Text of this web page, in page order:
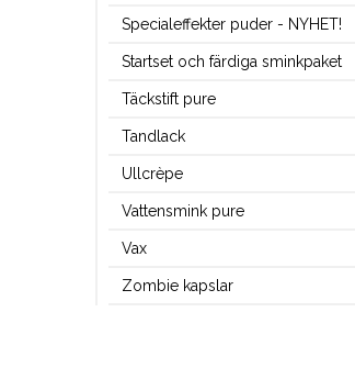
Specialeffekter puder - NYHET!
Startset och färdiga sminkpaket
Täckstift pure
Tandlack
Ullcrèpe
Vattensmink pure
Vax
Zombie kapslar